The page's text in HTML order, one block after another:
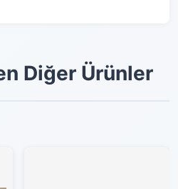
Diğer Ürünler